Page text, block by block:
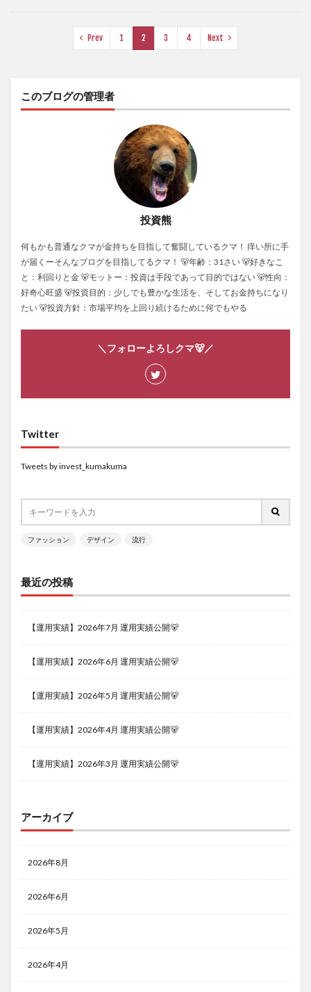
Prev 1 2 3 4 Next
このブログの管理者
投資熊
何もかも普通なクマが金持ちを目指して奮闘しているクマ！ 痒い所に手
が届くーそんなブログを目指してるクマ！ 🐻年齢：31さい 🐻好きなこ
と：利回りと金 🐻モットー：投資は手段であって目的ではない 🐻性向：
好奇心旺盛 🐻投資目的：少しでも豊かな生活を、そしてお金持ちになり
たい 🐻投資方針：市場平均を上回り続けるために何でもやる
＼フォローよろしクマ🐻／
Twitter
Tweets by invest_kumakuma
ファッション デザイン 流行
最近の投稿
【運用実績】2026年7月 運用実績公開🐻
【運用実績】2026年6月 運用実績公開🐻
【運用実績】2026年5月 運用実績公開🐻
【運用実績】2026年4月 運用実績公開🐻
【運用実績】2026年3月 運用実績公開🐻
アーカイブ
2026年8月
2026年6月
2026年5月
2026年4月